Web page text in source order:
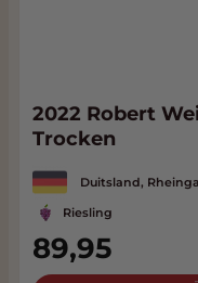
2022 Robert
Trocken
Duitsland,
Riesling
89,95